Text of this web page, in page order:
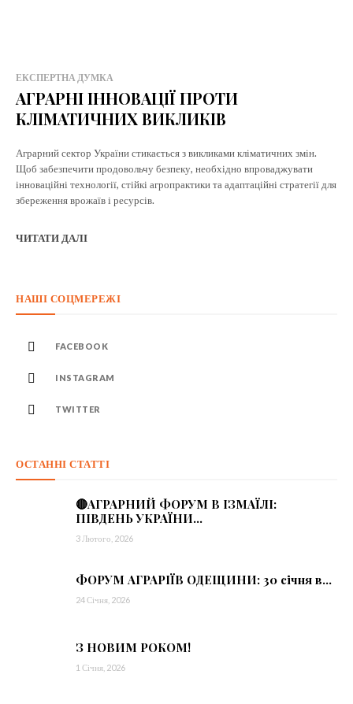
ЕКСПЕРТНА ДУМКА
АГРАРНІ ІННОВАЦІЇ ПРОТИ
КЛІМАТИЧНИХ ВИКЛИКІВ
Аграрний сектор України стикається з викликами кліматичних змін.
Щоб забезпечити продовольчу безпеку, необхідно впроваджувати
інноваційні технології, стійкі агропрактики та адаптаційні стратегії для
збереження врожаїв і ресурсів.
ЧИТАТИ ДАЛІ
НАШІ СОЦМЕРЕЖІ
FACEBOOK
INSTAGRAM
TWITTER
ОСТАННІ СТАТТІ
🔴АГРАРНИЙ ФОРУМ В ІЗМАЇЛІ:
ПІВДЕНЬ УКРАЇНИ...
3 Лютого, 2026
ФОРУМ АГРАРІЇВ ОДЕЩИНИ: 30 січня в...
24 Січня, 2026
З НОВИМ РОКОМ!
1 Січня, 2026